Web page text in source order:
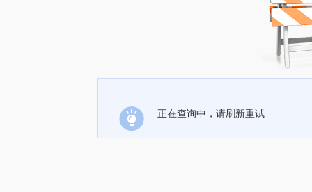
正在查询中，请刷新重试